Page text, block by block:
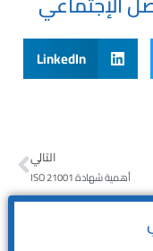
LinkedIn
التالي
أهمية شهادة ISO 21001